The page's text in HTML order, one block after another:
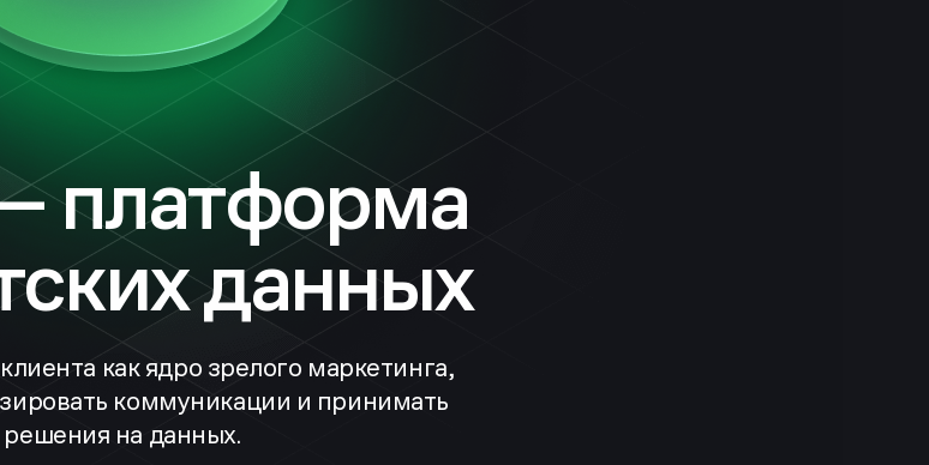
платформа
данных
как ядро зрелого маркетинга,
коммуникации и принимать
решения на данных.